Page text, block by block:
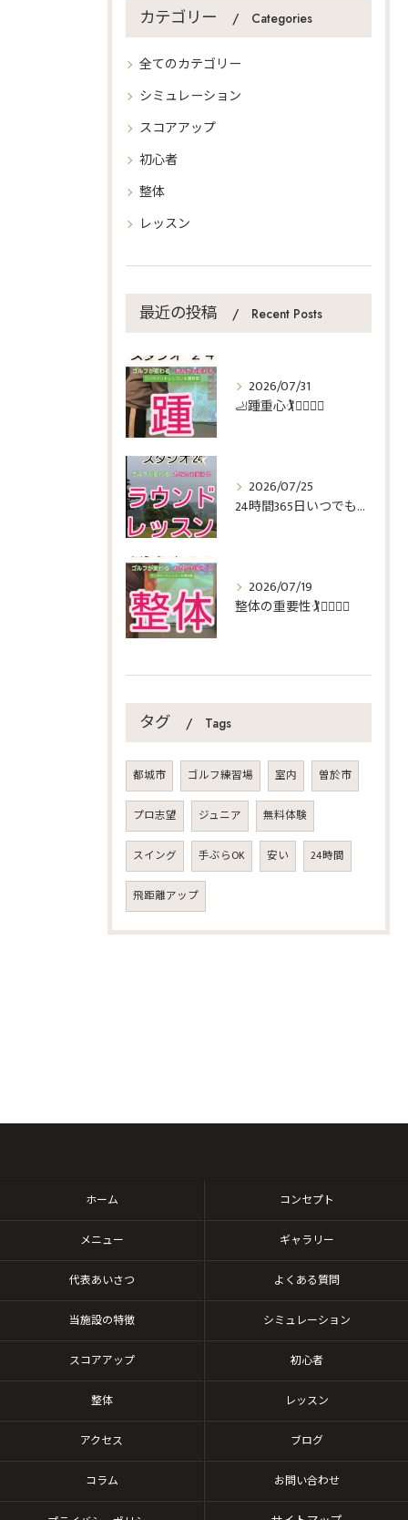
カテゴリー Categories
全てのカテゴリー
シミュレーション
スコアアップ
初心者
整体
レッスン
最近の投稿 Recent Posts
2026/07/31
🦶踵重心🏌️🏌️‍♀️🏌️‍♂️
2026/07/25
24時間365日いつでもゴルフ🏌️🏌️‍♀️🏌️‍♂️
2026/07/19
整体の重要性🏌️🏌️‍♀️🏌️‍♂️
タグ Tags
都城市 ゴルフ練習場 室内 曽於市
プロ志望 ジュニア 無料体験
スイング 手ぶらOK 安い 24時間
飛距離アップ
ホーム コンセプト
メニュー ギャラリー
代表あいさつ よくある質問
当施設の特徴 シミュレーション
スコアアップ 初心者
整体 レッスン
アクセス ブログ
コラム お問い合わせ